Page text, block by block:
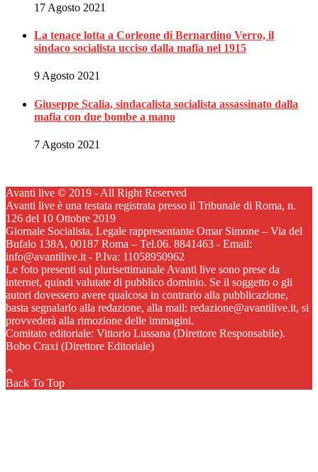
17 Agosto 2021
La tenace lotta a Corleone di Bernardino Verro, il
sindaco socialista ucciso dalla mafia nel 1915
9 Agosto 2021
Giuseppe Scalia, sindacalista socialista assassinato dalla
mafia con due bombe a mano
7 Agosto 2021
Avanti live © 2019 - All Right Reserved
Avanti live è una testata registrata presso il Tribunale di Roma, n.
126 del 10 Ottobre 2019
Giornale Socialista, Legale rappresentante Omar Simone – Via del
Bufalo 138A, 00187 Roma – Tel.06. 8841463 - Email:
info@avantilive.it - P.Iva: 11058950962
Le foto presenti sul plurisettimanale Avanti live sono prese da
internet, quindi valutate di pubblico dominio. Se il soggetto o gli
autori dovessero avere qualcosa in contrario alla pubblicazione,
basta segnalarlo alla redazione, alla mail: redazione@avantilive.it, si
provvederà alla rimozione delle immagini.
Comitato editoriale: Vittorio Lussana (Direttore Responsabile).
Bobo Craxi (Direttore Editoriale)
Back To Top